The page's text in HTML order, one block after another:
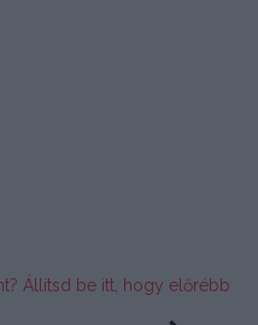
Állítsd be itt, hogy előrébb